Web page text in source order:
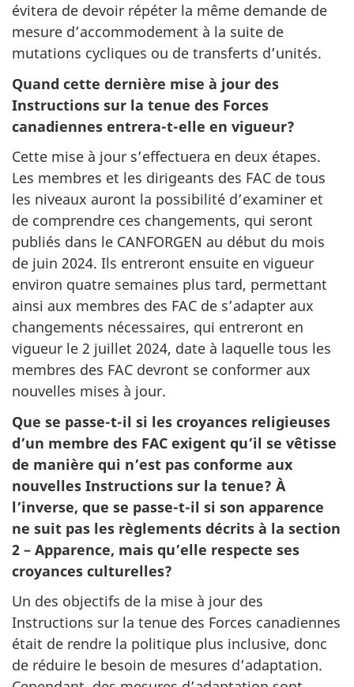
évitera de devoir répéter la même demande de
mesure d’accommodement à la suite de
mutations cycliques ou de transferts d’unités.
Quand cette dernière mise à jour des
Instructions sur la tenue des Forces
canadiennes entrera-t-elle en vigueur?
Cette mise à jour s’effectuera en deux étapes.
Les membres et les dirigeants des FAC de tous
les niveaux auront la possibilité d’examiner et
de comprendre ces changements, qui seront
publiés dans le CANFORGEN au début du mois
de juin 2024. Ils entreront ensuite en vigueur
environ quatre semaines plus tard, permettant
ainsi aux membres des FAC de s’adapter aux
changements nécessaires, qui entreront en
vigueur le 2 juillet 2024, date à laquelle tous les
membres des FAC devront se conformer aux
nouvelles mises à jour.
Que se passe-t-il si les croyances religieuses
d’un membre des FAC exigent qu’il se vêtisse
de manière qui n’est pas conforme aux
nouvelles Instructions sur la tenue? À
l’inverse, que se passe-t-il si son apparence
ne suit pas les règlements décrits à la section
2 – Apparence, mais qu’elle respecte ses
croyances culturelles?
Un des objectifs de la mise à jour des
Instructions sur la tenue des Forces canadiennes
était de rendre la politique plus inclusive, donc
de réduire le besoin de mesures d’adaptation.